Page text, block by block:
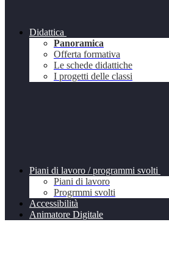
Didattica
Panoramica
Offerta formativa
Le schede didattiche
I progetti delle classi
Piani di lavoro / programmi svolti
Piani di lavoro
Progrmmi svolti
Accessibilità
Animatore Digitale